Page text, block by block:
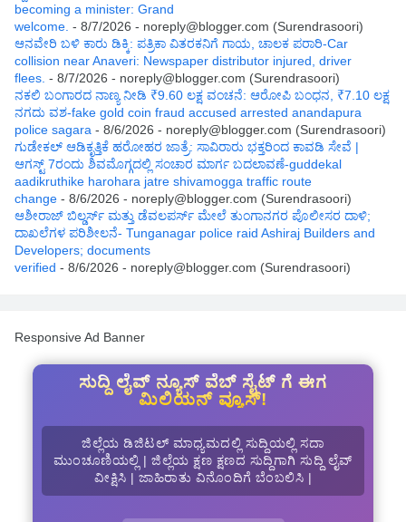
becoming a minister: Grand
welcome. - 8/7/2026 - noreply@blogger.com (Surendrasoori)
ಆನವೇರಿ ಬಳಿ ಕಾರು ಡಿಕ್ಕಿ: ಪತ್ರಿಕಾ ವಿತರಕನಿಗೆ ಗಾಯ, ಚಾಲಕ ಪರಾರಿ-Car
collision near Anaveri: Newspaper distributor injured, driver
flees. - 8/7/2026 - noreply@blogger.com (Surendrasoori)
ನಕಲಿ ಬಂಗಾರದ ನಾಣ್ಯ ನೀಡಿ ₹9.60 ಲಕ್ಷ ವಂಚನೆ: ಆರೋಪಿ ಬಂಧನ, ₹7.10 ಲಕ್ಷ
ನಗದು ವಶ-fake gold coin fraud accused arrested anandapura
police sagara - 8/6/2026 - noreply@blogger.com (Surendrasoori)
ಗುಡೇಕಲ್ ಆಡಿಕೃತ್ತಿಕೆ ಹರೋಹರ ಜಾತ್ರೆ: ಸಾವಿರಾರು ಭಕ್ತರಿಂದ ಕಾವಡಿ ಸೇವೆ |
ಆಗಸ್ಟ್ 7ರಂದು ಶಿವಮೊಗ್ಗದಲ್ಲಿ ಸಂಚಾರ ಮಾರ್ಗ ಬದಲಾವಣೆ-guddekal
aadikruthike harohara jatre shivamogga traffic route
change - 8/6/2026 - noreply@blogger.com (Surendrasoori)
ಆಶೀರಾಜ್ ಬಿಲ್ಡರ್ಸ್ ಮತ್ತು ಡೆವಲಪರ್ಸ್ ಮೇಲೆ ತುಂಗಾನಗರ ಪೊಲೀಸರ ದಾಳಿ;
ದಾಖಲೆಗಳ ಪರಿಶೀಲನೆ- Tunganagar police raid Ashiraj Builders and
Developers; documents
verified - 8/6/2026 - noreply@blogger.com (Surendrasoori)
Responsive Ad Banner
ಸುದ್ದಿ ಲೈವ್ ನ್ಯೂಸ್ ವೆಬ್ ಸೈಟ್ ಗೆ ಈಗ
ಮಿಲಿಯನ್ ವ್ಯೂಸ್!
ಜಿಲ್ಲೆಯ ಡಿಜಿಟಲ್ ಮಾಧ್ಯಮದಲ್ಲಿ ಸುದ್ದಿಯಲ್ಲಿ ಸದಾ
ಮುಂಚೂಣಿಯಲ್ಲಿ | ಜಿಲ್ಲೆಯ ಕ್ಷಣ ಕ್ಷಣದ ಸುದ್ದಿಗಾಗಿ ಸುದ್ದಿ ಲೈವ್
ವೀಕ್ಷಿಸಿ | ಜಾಹಿರಾತು ವಿನೊಂದಿಗೆ ಬೆಂಬಲಿಸಿ |